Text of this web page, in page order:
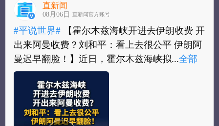
直新闻
08月06日 直新闻官方账号
#平说世界# 【霍尔木兹海峡开进去伊朗收费 开
出来阿曼收费？刘和平：看上去很公平 伊朗阿
曼迟早翻脸！】近日，霍尔木兹海峡拟...全部
#平说世界#【霍尔木兹海峡开进去伊朗收费 开
出来阿曼收费？刘和平：看上去很公平 伊朗阿
曼迟早翻脸！】近日，霍尔木兹海峡拟实...